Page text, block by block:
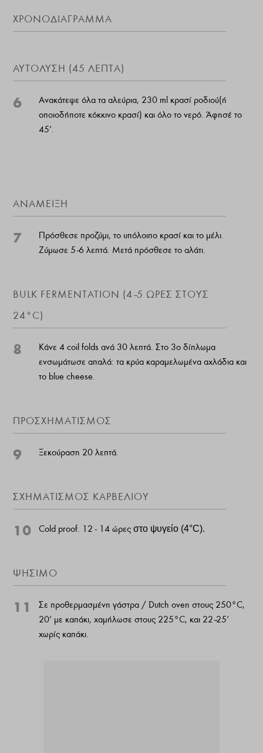
ΧΡΟΝΟΔΙΑΓΡΑΜΜΑ
ΑΥΤΟΛΥΣΗ (45 ΛΕΠΤΑ)
6
Ανακάτεψε όλα τα αλεύρια, 230 ml κρασί ροδιού(ή
οποιοδήποτε κόκκινο κρασί) και όλο το νερό. Άφησέ το
45’.
ΑΝΑΜΕΙΞΗ
7
Πρόσθεσε προζύμι, το υπόλοιπο κρασί και το μέλι.
Ζύμωσε 5–6 λεπτά. Μετά πρόσθεσε το αλάτι.
BULK FERMENTATION (4–5 ΩΡΕΣ ΣΤΟΥΣ
24°C)
8
Κάνε 4 coil folds ανά 30 λεπτά. Στο 3ο δίπλωμα
ενσωμάτωσε απαλά: τα κρύα καραμελωμένα αχλάδια και
το blue cheese.
ΠΡΟΣΧΗΜΑΤΙΣΜΟΣ
9 Ξεκούραση 20 λεπτά.
ΣΧΗΜΑΤΙΣΜΟΣ ΚΑΡΒΕΛΙΟΥ
10 Cold proof. 12 - 14 ώρεςστο ψυγείο (4°C).
ΨΗΣΙΜΟ
11
Σε προθερμασμένη γάστρα / Dutch oven στους 250°C,
20’ με καπάκι, χαμήλωσε στους 225°C, και 22–25’
χωρίς καπάκι.